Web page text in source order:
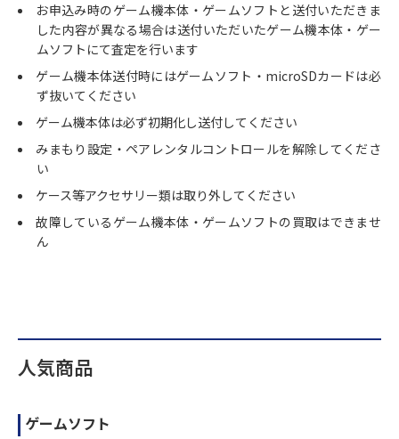
お申込み時のゲーム機本体・ゲームソフトと送付いただきま
した内容が異なる場合は送付いただいたゲーム機本体・ゲー
ムソフトにて査定を行います
ゲーム機本体送付時にはゲームソフト・microSDカードは必
ず抜いてください
ゲーム機本体は必ず初期化し送付してください
みまもり設定・ペアレンタルコントロールを解除してくださ
い
ケース等アクセサリー類は取り外してください
故障しているゲーム機本体・ゲームソフトの買取はできませ
ん
人気商品
ゲームソフト